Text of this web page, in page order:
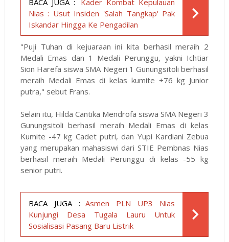
BACA JUGA :
Kader Kombat Kepulauan
Nias : Usut Insiden 'Salah Tangkap' Pak
Iskandar Hingga Ke Pengadilan
"Puji Tuhan di kejuaraan ini kita berhasil meraih 2
Medali Emas dan 1 Medali Perunggu, yakni Ichtiar
Sion Harefa siswa SMA Negeri 1 Gunungsitoli berhasil
meraih Medali Emas di kelas kumite +76 kg Junior
putra," sebut Frans.
Selain itu, Hilda Cantika Mendrofa siswa SMA Negeri 3
Gunungsitoli berhasil meraih Medali Emas di kelas
Kumite -47 kg Cadet putri, dan Yupi Kardiani Zebua
yang merupakan mahasiswi dari STIE Pembnas Nias
berhasil meraih Medali Perunggu di kelas -55 kg
senior putri.
BACA JUGA : Asmen PLN UP3 Nias
Kunjungi Desa Tugala Lauru Untuk
Sosialisasi Pasang Baru Listrik